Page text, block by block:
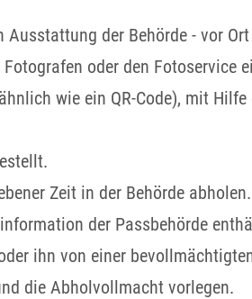
der Behörde - vor
oder den Fotoservice
wie ein QR-Code), mit
Zeit in der Behörde abholen.
der Passbehörde
ihn von einer
die Abholvollmacht vorlegen.